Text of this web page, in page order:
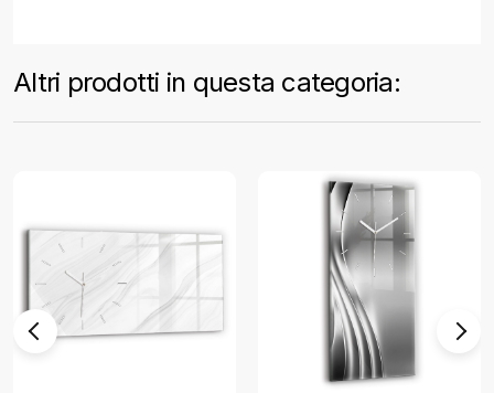
Altri prodotti in questa categoria: